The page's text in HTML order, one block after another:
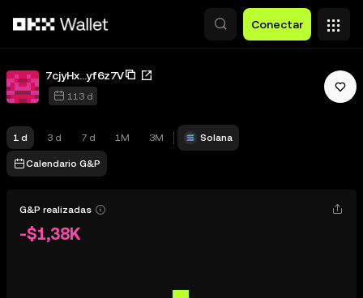
Conectar
7cjyHx...yf6z7V
113 d
1 d 3 d 7 d 1M 3M Solana
Calendario G&P
G&P realizadas
-$1,38K